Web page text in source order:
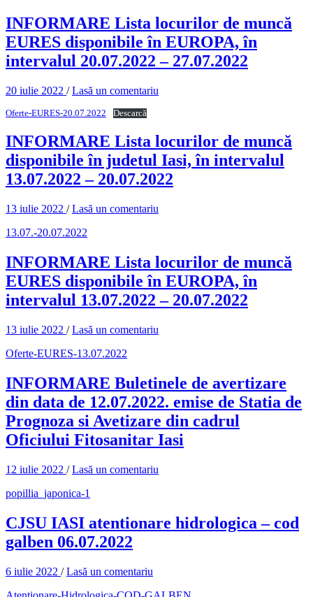
INFORMARE Lista locurilor de muncă
EURES disponibile în EUROPA, în
intervalul 20.07.2022 – 27.07.2022
20 iulie 2022 /Lasă un comentariu
Oferte-EURES-20.07.2022 Descarcă
INFORMARE Lista locurilor de muncă
disponibile în judetul Iasi, în intervalul
13.07.2022 – 20.07.2022
13 iulie 2022 /Lasă un comentariu
13.07.-20.07.2022
INFORMARE Lista locurilor de muncă
EURES disponibile în EUROPA, în
intervalul 13.07.2022 – 20.07.2022
13 iulie 2022 /Lasă un comentariu
Oferte-EURES-13.07.2022
INFORMARE Buletinele de avertizare
din data de 12.07.2022. emise de Statia de
Prognoza si Avetizare din cadrul
Oficiului Fitosanitar Iasi
12 iulie 2022 /Lasă un comentariu
popillia_japonica-1
CJSU IASI atentionare hidrologica – cod
galben 06.07.2022
6 iulie 2022 /Lasă un comentariu